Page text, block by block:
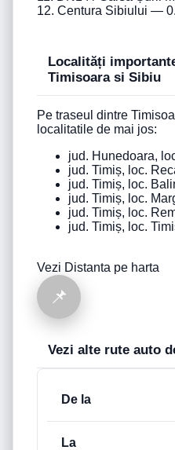
12. Centura Sibiului —
Localități
Timisoara si Sibiu
Pe traseul dintre
localitatile de mai jos:
jud. Hunedoara,
jud. Timiș, loc.
jud. Timiș, loc.
jud. Timiș, loc.
jud. Timiș, loc.
jud. Timiș, loc.
Vezi Distanta pe harta
📌
Vezi alte rute auto